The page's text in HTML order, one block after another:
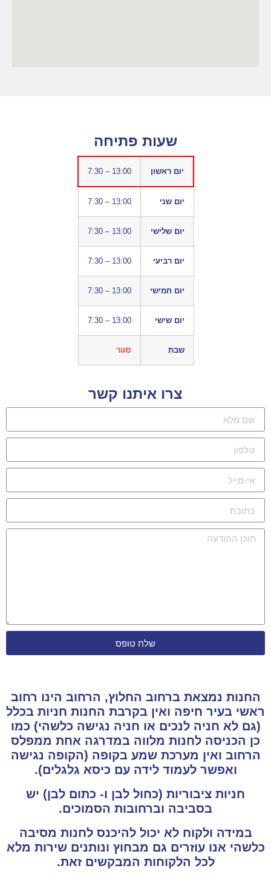
שעות פתיחה
יום ראשון 7:30 – 13:00
יום שני 7:30 – 13:00
יום שלישי 7:30 – 13:00
יום רביעי 7:30 – 13:00
יום חמישי 7:30 – 13:00
יום שישי 7:30 – 13:00
שבת סגור
צרו איתנו קשר
שלח טופס
החנות נמצאת ברחוב החלוץ, הרחוב הינו רחוב
ראשי בעיר חיפה ואין בקרבת החנות חניות בכלל
(גם לא חניה לנכים או חניה נגישה כלשהי) כמו
כן הכניסה לחנות מלווה במדרגה אחת ממפלס
הרחוב ואין מערכת שמע בקופה (הקופה נגישה
ואפשר לעמוד לידה עם כיסא גלגלים).
חניות ציבוריות (כחול לבן ו- כתום לבן) יש
בסביבה וברחובות הסמוכים.
במידה ולקוח לא יכול להיכנס לחנות מסיבה
כלשהי אנו עוזרים גם מבחוץ ונותנים שירות מלא
לכל הלקוחות המבקשים זאת.